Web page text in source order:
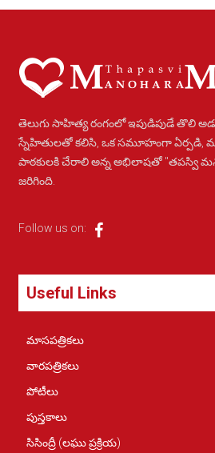
తెలుగు సాహిత్య రంగంలో ఇపుడిపుడే తొలి
స్నేహితులతో కలిసి, ఒక సమూహంగా ఏర్పడి,
పాఠకులకి చేరాలి అన్న అభిలాషతో "తపస్వి
జరిగింది.
Follow us on:
Useful Links
మాసపత్రికలు
వారపత్రికలు
పోటీలు
పుస్తకాలు
సిసింద్రీ (లఘు ప్రక్రియ)